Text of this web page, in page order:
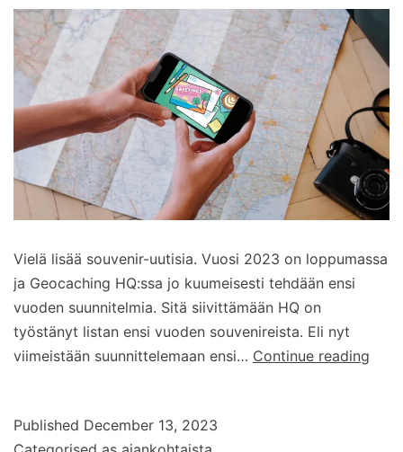
Vielä lisää souvenir-uutisia. Vuosi 2023 on loppumassa
ja Geocaching HQ:ssa jo kuumeisesti tehdään ensi
vuoden suunnitelmia. Sitä siivittämään HQ on
työstänyt listan ensi vuoden souvenireista. Eli nyt
viimeistään suunnittelemaan ensi… Continue reading
Published December 13, 2023